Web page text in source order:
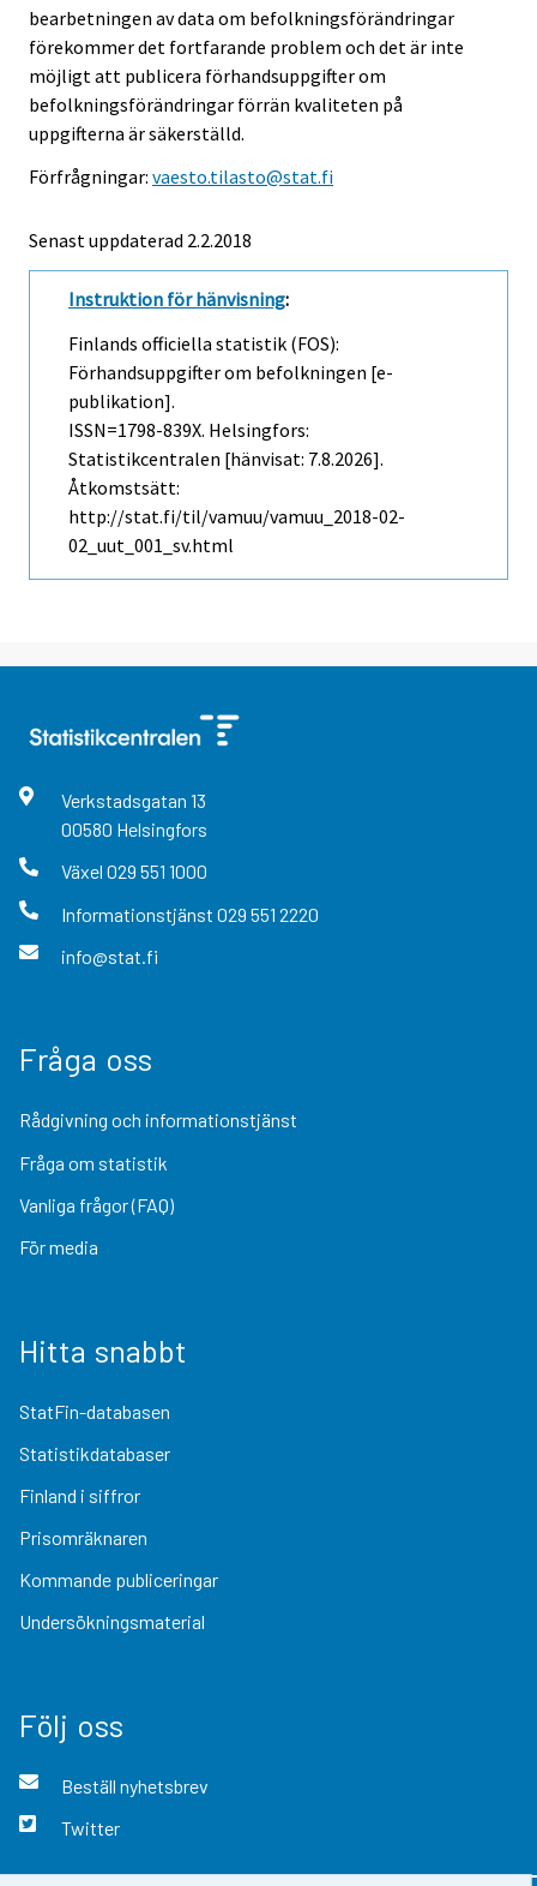
bearbetningen av data om befolkningsförändringar
förekommer det fortfarande problem och det är inte
möjligt att publicera förhandsuppgifter om
befolkningsförändringar förrän kvaliteten på
uppgifterna är säkerställd.
Förfrågningar: vaesto.tilasto@stat.fi
Senast uppdaterad 2.2.2018
Instruktion för hänvisning:
Finlands officiella statistik (FOS):
Förhandsuppgifter om befolkningen [e-
publikation].
ISSN=1798-839X. Helsingfors:
Statistikcentralen [hänvisat: 7.8.2026].
Åtkomstsätt:
http://stat.fi/til/vamuu/vamuu_2018-02-
02_uut_001_sv.html
Verkstadsgatan 13
00580 Helsingfors
Växel 029 551 1000
Informationstjänst 029 551 2220
info@stat.fi
Fråga oss
Rådgivning och informationstjänst
Fråga om statistik
Vanliga frågor (FAQ)
För media
Hitta snabbt
StatFin-databasen
Statistikdatabaser
Finland i siffror
Prisomräknaren
Kommande publiceringar
Undersökningsmaterial
Följ oss
Beställ nyhetsbrev
Twitter